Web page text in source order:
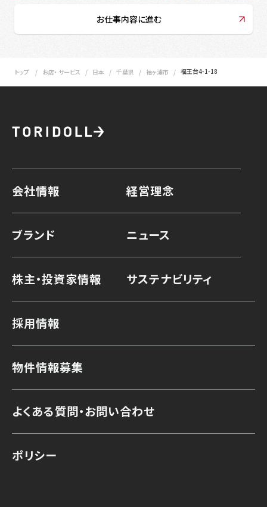
お仕事内容に進む
トップ お店・ サービス 日本 千葉県 袖ヶ浦市 福王台4-1-18
会社情報 経営理念
ブランド ニュース
株主・投資家情報 サステナビリティ
採用情報
物件情報募集
よくある質問・お問い合わせ
ポリシー